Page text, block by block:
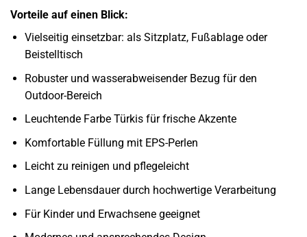
Vorteile auf einen Blick:
Vielseitig einsetzbar: als Sitzplatz, Fußablage oder
Beistelltisch
Robuster und wasserabweisender Bezug für den
Outdoor-Bereich
Leuchtende Farbe Türkis für frische Akzente
Komfortable Füllung mit EPS-Perlen
Leicht zu reinigen und pflegeleicht
Lange Lebensdauer durch hochwertige Verarbeitung
Für Kinder und Erwachsene geeignet